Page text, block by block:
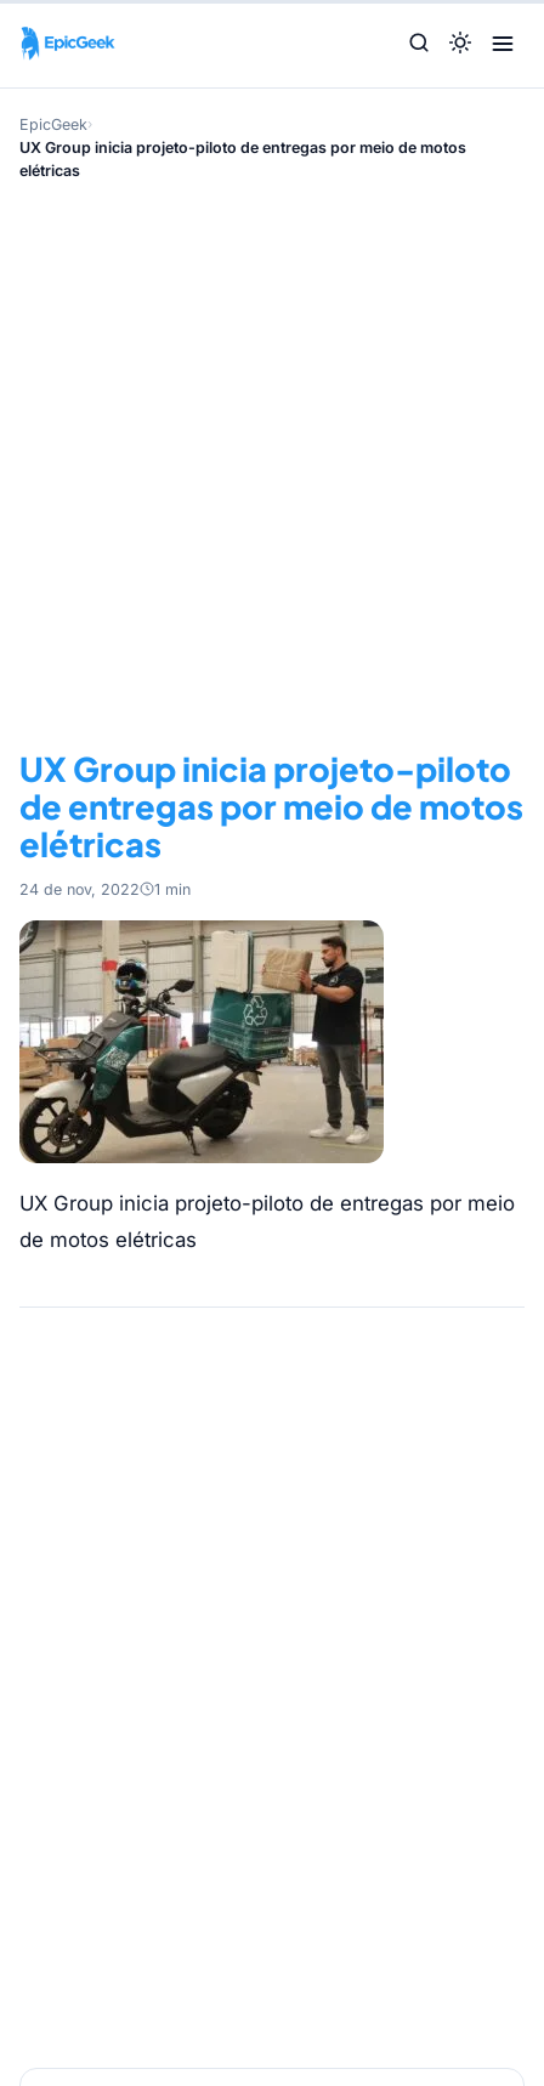
EpicGeek›
UX Group inicia projeto-piloto de entregas por meio de motos
elétricas
UX Group inicia projeto-piloto
de entregas por meio de motos
elétricas
24 de nov, 2022 1 min
UX Group inicia projeto-piloto de entregas por meio
de motos elétricas